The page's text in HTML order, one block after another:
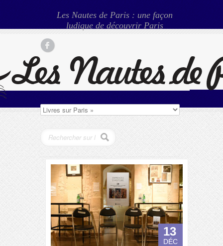
Les Nautes de Paris : une façon
ludique de découvrir Paris
13
DÉC